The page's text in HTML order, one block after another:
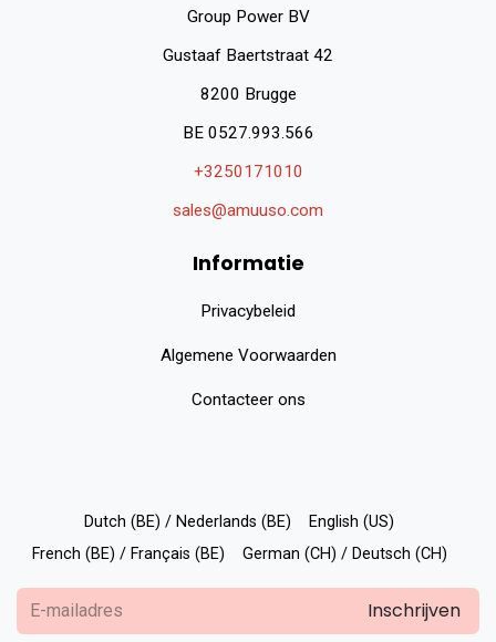
Group Power BV
Gustaaf Baertstraat 42
8200 Brugge
BE 0527.993.566
+3250171010
sales@amuuso.com
Informatie
Privacybeleid
Algemene Voorwaarden
Contacteer ons
Dutch (BE) / Nederlands (BE)
English (US)
French (BE) / Français (BE)
German (CH) / Deutsch (CH)
Inschrijven